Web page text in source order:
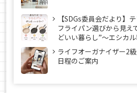
【SDGs委員会だより】
フライパン選びから見え
どいい暮らし”～エシカ
ライフオーガナイザー2
日程のご案内